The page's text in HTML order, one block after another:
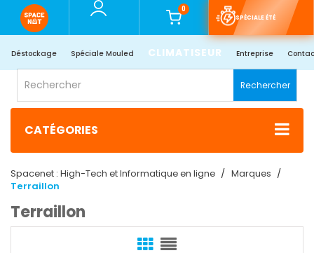
0
SPÉCIALE ÉTÉ
Déstockage Spéciale Mouled CLIMATISEUR Entreprise
Rechercher
CATÉGORIES
Spacenet : High-Tech et Informatique en ligne
Marques
Terraillon
Terraillon